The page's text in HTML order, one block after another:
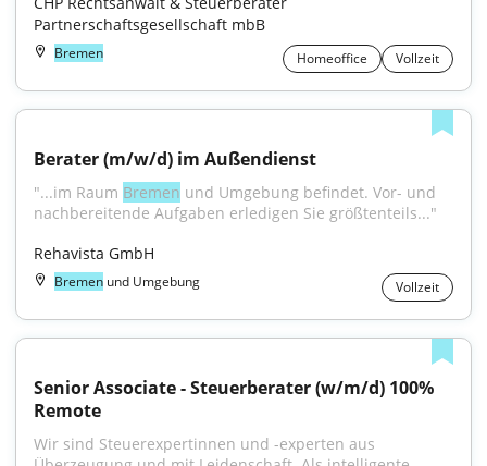
Partnerschaftsgesellschaft mbB
Bremen Homeoffice Vollzeit
Berater (m/w/d) im Außendienst
"...im Raum Bremen und Umgebung befindet. Vor- und
nachbereitende Aufgaben erledigen Sie größtenteils..."
Rehavista GmbH
Bremen und Umgebung Vollzeit
Senior Associate - Steuerberater (w/m/d) 100%
Remote
Wir sind Steuerexpertinnen und -experten aus